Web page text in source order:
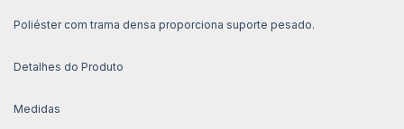
Poliéster com trama densa proporciona suporte pesado.
Detalhes do Produto
Medidas